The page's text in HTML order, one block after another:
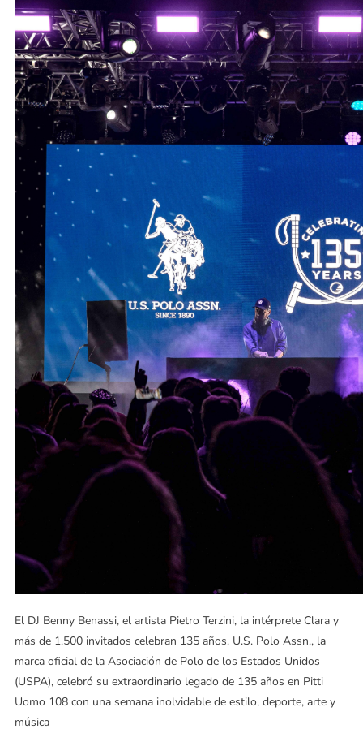
El DJ Benny Benassi, el artista Pietro Terzini, la intérprete Clara y
más de 1.500 invitados celebran 135 años. U.S. Polo Assn., la
marca oficial de la Asociación de Polo de los Estados Unidos
(USPA), celebró su extraordinario legado de 135 años en Pitti
Uomo 108 con una semana inolvidable de estilo, deporte, arte y
música